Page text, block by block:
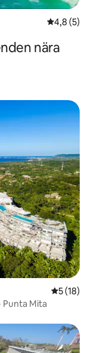
4,8 av 5 i
4,8 (5)
nära
5 av 5 i
5 (18)
Punta Mita